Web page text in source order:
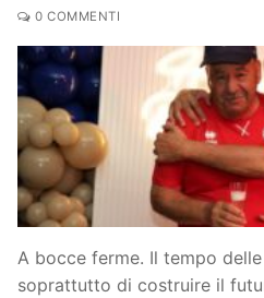
Home
Società
La Storia
Organigramma
Centro Sportivo
Prima Squadra
Settore Giovanile
Organizzazione
Campionati
0 COMMENTI
A bocce ferme. Il tempo
soprattutto di costruire il